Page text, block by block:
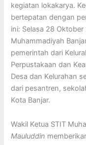
kegiatan lokakarya.
bertepatan dengan
ini: Selasa 28
Muhammadiyah
pemerintah dari
Perpustakaan dan
Desa dan Kelurahan
dari pesantren,
Kota Banjar.
Wakil Ketua STIT
Mauluddin